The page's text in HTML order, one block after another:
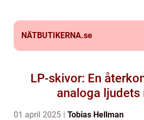
NÄTBUTIKERNA.se
LP-skivor: En
analoga ljudets
01 april 2025 Tobias Hellman